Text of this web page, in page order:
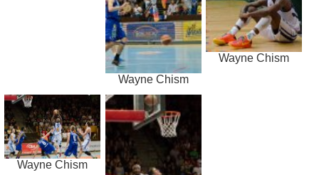
Wayne Chism
Wayne Chism
Wayne Chism